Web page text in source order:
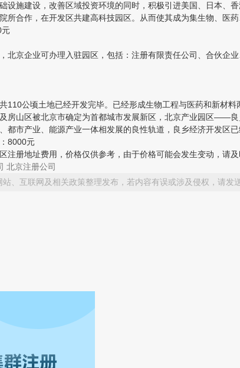
施建设，改善区域投资环境的同时，积极引进美国、日本、
所合作，在开发区共建高科技园区。从而使其成为集生物、医药
京企业可办理入驻园区，包括：注册有限责任公司、合伙企
公顷土地已经开发完毕。已经形成生物工程与医药和新材
房山区被北京市确定为首都城市发展新区，北京产业园区——
市产业、能源产业一体相发展的良性轨道，良乡经济开发区已
8000元
册地址费用，价格仅供参考，由于价格可能会发生变动，请及
北京注册公司
、互联网及相关政策整理发布，若内容有误或涉及侵权，请发